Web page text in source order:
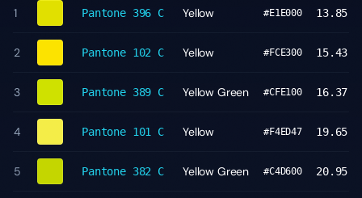
1 Pantone 396 C Yellow #E1E000 13.85
2 Pantone 102 C Yellow #FCE300 15.43
3 Pantone 389 C Yellow Green #CFE100 16.37
4 Pantone 101 C Yellow #F4ED47 19.65
5 Pantone 382 C Yellow Green #C4D600 20.95